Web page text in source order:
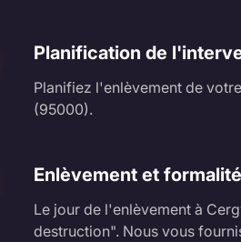
Planification de
Planifiez l'enlèvement de
(95000).
Enlèvement et
Le jour de l'enlèvement à
destruction". Nous vous